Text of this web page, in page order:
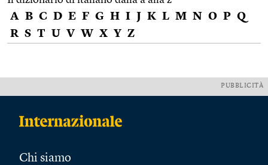
A B C D E F G H I J K L M N O P Q
R S T U V W X Y Z
PUBBLICITÀ
Chi siamo